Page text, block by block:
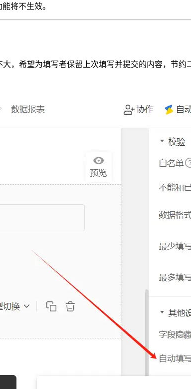
将不生效。
，希望为填写者保留上次填写并提交的内容，节